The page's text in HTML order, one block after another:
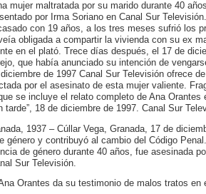
mujer maltratada por su marido durante 40
por Irma Soriano en Canal Sur
con 19 años, a los tres meses sufrió los
obligada a compartir la vivienda con su ex
en el plató. Trece días después, el 17 de
que había anunciado su intención de
de 1997 Canal Sur Televisión ofrece
por el asesinato de esta mujer valiente.
se incluye el relato completo de Ana
tarde”, 18 de diciembre de 1997. Canal Sur
1937 – Cúllar Vega, Granada, 17 de
género y contribuyó al cambio del Código
de género durante 40 años, fue asesinada
Sur Televisión.
Orantes da su testimonio de malos tratos en